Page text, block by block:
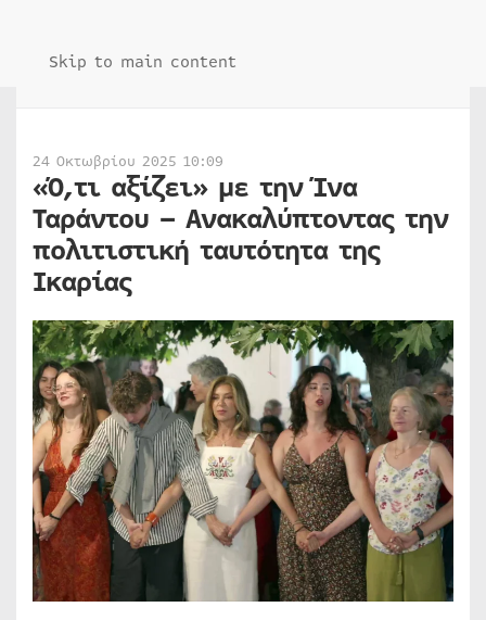
Skip to main content
24 Οκτωβρίου 2025 10:09
«Ό,τι αξίζει» με την Ίνα
Ταράντου – Ανακαλύπτοντας την
πολιτιστική ταυτότητα της
Ικαρίας